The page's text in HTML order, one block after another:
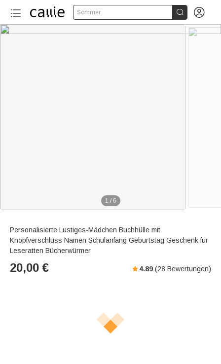
Sommer  
1 / 6
Personalisierte Lustiges-Mädchen Buchhülle mit
Knopfverschluss Namen Schulanfang Geburtstag Geschenk für
Leseratten Bücherwürmer
20,00 € 4.89 (28 Bewertungen)